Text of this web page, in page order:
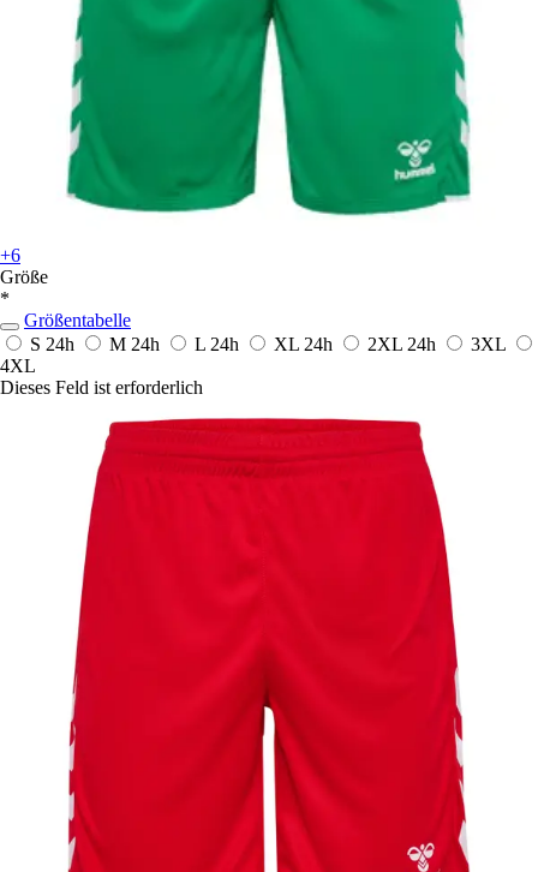
+6
Größe
*
Größentabelle
S 24h M 24h L 24h XL 24h 2XL 24h
3XL
4XL
Dieses Feld ist erforderlich